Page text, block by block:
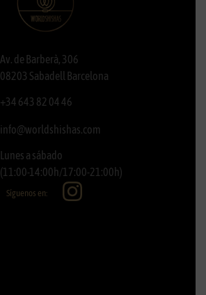
Av. de Barberà, 306
08203 Sabadell Barcelona
+34 643 82 04 46
info@worldshishas.com
Lunes a sábado
(11:00-14:00h/17:00-21:00h)
Síguenos en: